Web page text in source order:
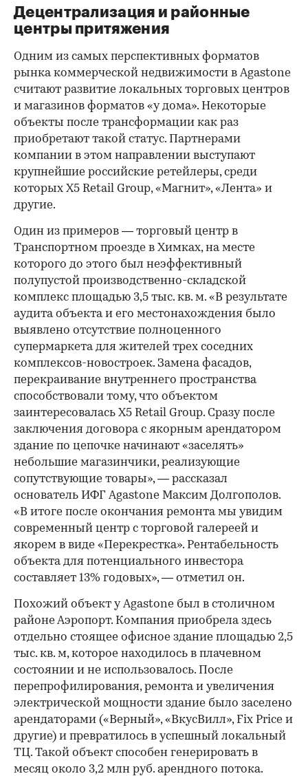
Децентрализация и районные
центры притяжения
Одним из самых перспективных форматов
рынка коммерческой недвижимости в Agastone
считают развитие локальных торговых центров
и магазинов форматов «у дома». Некоторые
объекты после трансформации как раз
приобретают такой статус. Партнерами
компании в этом направлении выступают
крупнейшие российские ретейлеры, среди
которых X5 Retail Group, «Магнит», «Лента» и
другие.
Один из примеров — торговый центр в
Транспортном проезде в Химках, на месте
которого до этого был неэффективный
полупустой производственно-складской
комплекс площадью 3,5 тыс. кв. м. «В результате
аудита объекта и его местонахождения было
выявлено отсутствие полноценного
супермаркета для жителей трех соседних
комплексов-новостроек. Замена фасадов,
перекраивание внутреннего пространства
способствовали тому, что объектом
заинтересовалась X5 Retail Group. Сразу после
заключения договора с якорным арендатором
здание по цепочке начинают «заселять»
небольшие магазинчики, реализующие
сопутствующие товары», — рассказал
основатель ИФГ Agastone Максим Долгополов.
«В итоге после окончания ремонта мы увидим
современный центр с торговой галереей и
якорем в виде «Перекрестка». Рентабельность
объекта для потенциального инвестора
составляет 13% годовых», — отметил он.
Похожий объект у Agastone был в столичном
районе Аэропорт. Компания приобрела здесь
отдельно стоящее офисное здание площадью 2,5
тыс. кв. м, которое находилось в плачевном
состоянии и не использовалось. После
перепрофилирования, ремонта и увеличения
электрической мощности здание было заселено
арендаторами («Верный», «ВкусВилл», Fix Price и
другие) и превратилось в успешный локальный
ТЦ. Такой объект способен генерировать в
месяц около 3,2 млн руб. арендного потока.